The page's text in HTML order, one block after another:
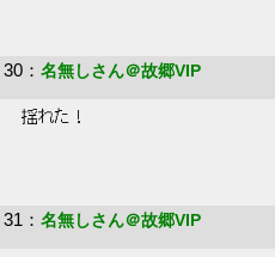
30 ： 名無しさん＠故郷VIP
揺れた！
31 ： 名無しさん＠故郷VIP